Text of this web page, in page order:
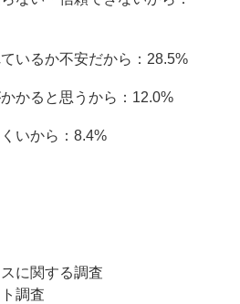
いるか不安だから：28.5%
かると思うから：12.0%
いから：8.4%
に関する調査
調査